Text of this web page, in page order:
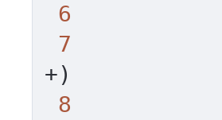
6
7
+)
8